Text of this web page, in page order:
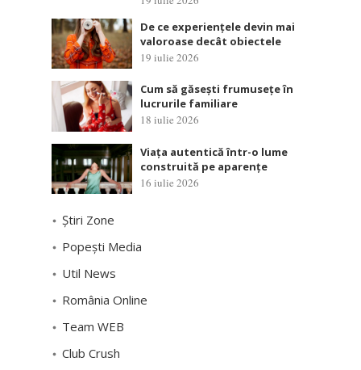
De ce experiențele devin mai
valoroase decât obiectele
19 iulie 2026
Cum să găsești frumusețe în
lucrurile familiare
18 iulie 2026
Viața autentică într-o lume
construită pe aparențe
16 iulie 2026
Știri Zone
Popești Media
Util News
România Online
Team WEB
Club Crush